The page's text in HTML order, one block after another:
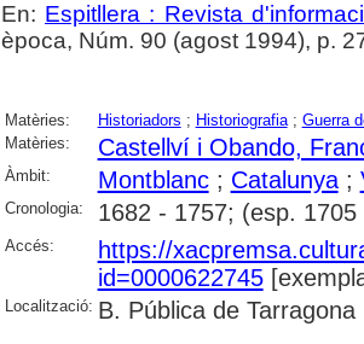
En: Espitllera : Revista
època, Núm. 90 (agost 1994), p.
Matèries: Historiadors ; Historiografia; Guerra
Matèries:
Castellví i Obando,
Àmbit: Montblanc; Catalunya;
Cronologia: 1682 - 1757; (esp. 1705
Accés:
https://
id=0000622745
Localització: B. Pública de Tarragona